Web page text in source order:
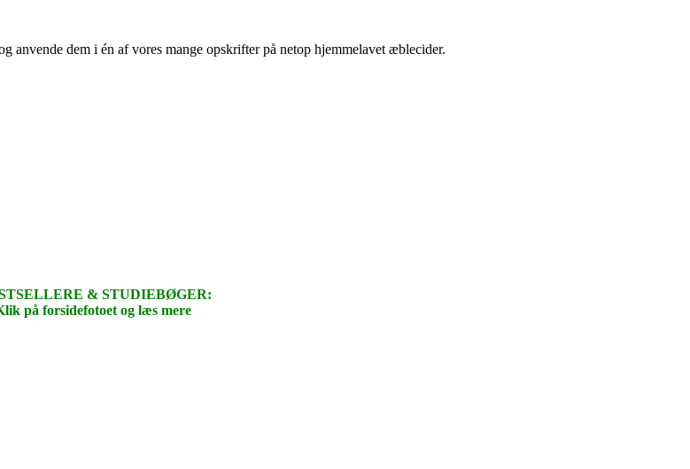
dem i én af vores mange opskrifter på netop hjemmelavet æblecider.
& STUDIEBØGER:
på forsidefotoet og læs mere